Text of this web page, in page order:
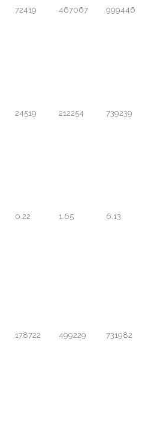
72419 467067 999446
24519 212254 739239
0.22 1.65 6.13
178722 499229 731982